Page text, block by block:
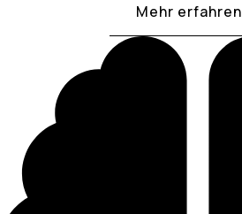
Mehr erfahren